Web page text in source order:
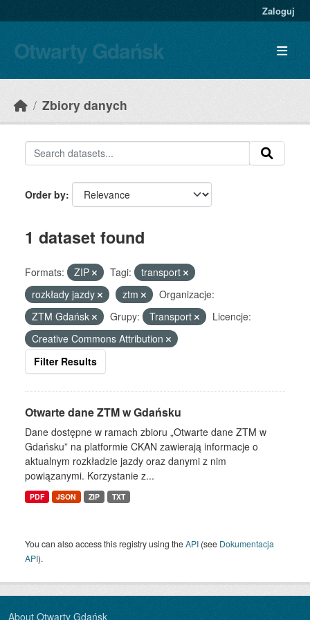
Zaloguj
Otwarty Gdańsk
Zbiory danych
Order by
1 dataset found
Formats: ZIP Tagi:
transport
rozkłady jazdy
ztm
Organizacje:
ZTM Gdańsk
Grupy: Transport
Licencje:
Creative Commons Attribution
Filter Results
Otwarte dane ZTM w Gdańsku
Dane dostępne w ramach zbioru „Otwarte dane ZTM w
Gdańsku” na platformie CKAN zawierają informacje o
aktualnym rozkładzie jazdy oraz danymi z nim
powiązanymi. Korzystanie z...
PDF JSON ZIP TXT
You can also access this registry using theAPI (see Dokumentacja
API).
About Otwarty Gdańsk